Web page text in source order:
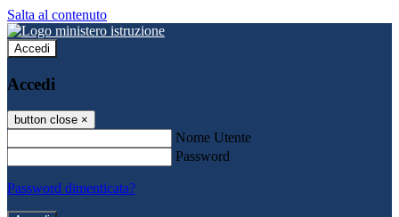
Salta al contenuto
Accedi
Accedi
button close ×
Nome Utente
Password
Password dimenticata?